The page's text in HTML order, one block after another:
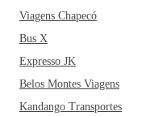
Viagens Chapecó
Bus X
Expresso JK
Belos Montes Viagens
Kandango Transportes